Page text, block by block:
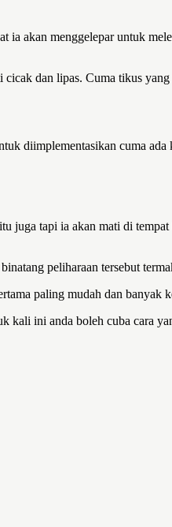
akan menggelepar untuk
dan lipas. Cuma tikus
diimplementasikan cuma ada
juga tapi ia akan mati di
peliharaan tersebut
paling mudah dan banyak
kali ini anda boleh cuba cara